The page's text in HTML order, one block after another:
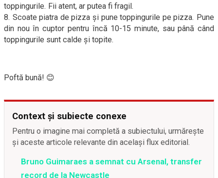
toppingurile. Fii atent, ar putea fi fragil.
8. Scoate piatra de pizza și pune toppingurile pe pizza. Pune
din nou în cuptor pentru încă 10-15 minute, sau până când
toppingurile sunt calde și topite.
Poftă bună! 😊
Context și subiecte conexe
Pentru o imagine mai completă a subiectului, urmărește
și aceste articole relevante din același flux editorial.
Bruno Guimaraes a semnat cu Arsenal, transfer
record de la Newcastle